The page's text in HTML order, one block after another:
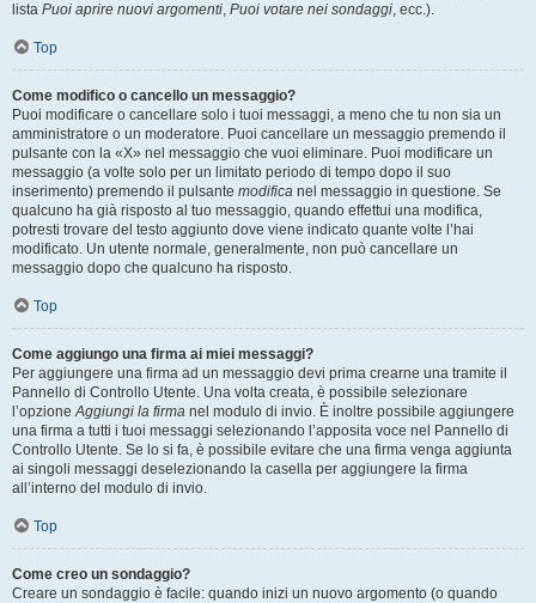
lista Puoi aprire nuovi argomenti, Puoi votare nei sondaggi, ecc.).
Top
Come modifico o cancello un messaggio?
Puoi modificare o cancellare solo i tuoi messaggi, a meno che tu non sia un
amministratore o un moderatore. Puoi cancellare un messaggio premendo il
pulsante con la «X» nel messaggio che vuoi eliminare. Puoi modificare un
messaggio (a volte solo per un limitato periodo di tempo dopo il suo
inserimento) premendo il pulsante modifica nel messaggio in questione. Se
qualcuno ha già risposto al tuo messaggio, quando effettui una modifica,
potresti trovare del testo aggiunto dove viene indicato quante volte l’hai
modificato. Un utente normale, generalmente, non può cancellare un
messaggio dopo che qualcuno ha risposto.
Top
Come aggiungo una firma ai miei messaggi?
Per aggiungere una firma ad un messaggio devi prima crearne una tramite il
Pannello di Controllo Utente. Una volta creata, è possibile selezionare
l’opzioneAggiungi la firma nel modulo di invio. È inoltre possibile aggiungere
una firma a tutti i tuoi messaggi selezionando l’apposita voce nel Pannello di
Controllo Utente. Se lo si fa, è possibile evitare che una firma venga aggiunta
ai singoli messaggi deselezionando la casella per aggiungere la firma
all’interno del modulo di invio.
Top
Come creo un sondaggio?
Creare un sondaggio è facile: quando inizi un nuovo argomento (o quando